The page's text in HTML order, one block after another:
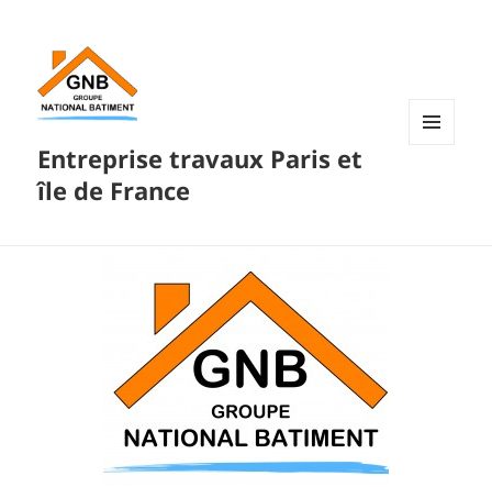
Entreprise travaux Paris et
île de France